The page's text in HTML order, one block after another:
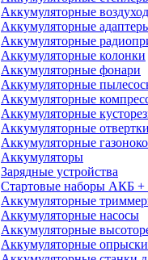
Аккумуляторные
Аккумуляторные
Аккумуляторные
Аккумуляторные колонки
Аккумуляторные фонари
Аккумуляторные
Аккумуляторные
Аккумуляторные
Аккумуляторные отвертки
Аккумуляторные
Аккумуляторы
Зарядные устройства
Стартовые наборы АКБ
Аккумуляторные
Аккумуляторные насосы
Аккумуляторные
Аккумуляторные